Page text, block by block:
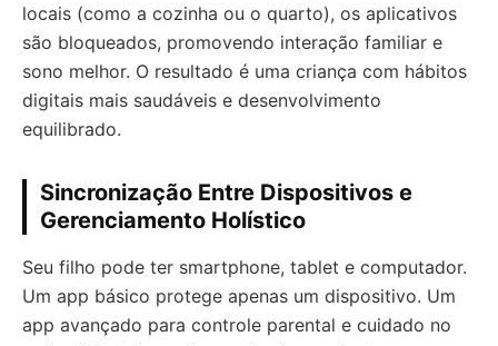
locais (como a cozinha ou o quarto), os aplicativos
são bloqueados, promovendo interação familiar e
sono melhor. O resultado é uma criança com hábitos
digitais mais saudáveis e desenvolvimento
equilibrado.
Sincronização Entre Dispositivos e
Gerenciamento Holístico
Seu filho pode ter smartphone, tablet e computador.
Um app básico protege apenas um dispositivo. Um
app avançado para controle parental e cuidado no